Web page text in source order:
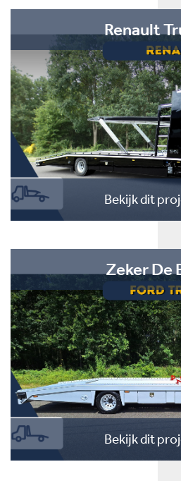
Renault
Bekijk dit
Zeker De
Bekijk dit